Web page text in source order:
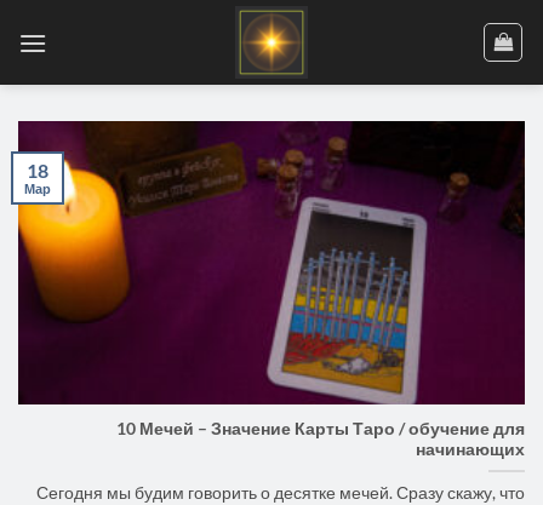
10 Мечей – Значение Карты Таро / обучение для
начинающих
Сегодня мы будим говорить о десятке мечей. Сразу скажу, что
18
Мар